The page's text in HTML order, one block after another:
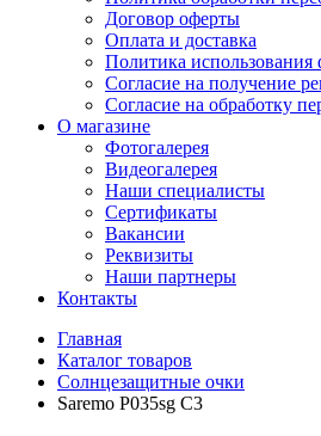
Договор оферты
Оплата и доставка
Политика использования
Согласие на получение
Согласие на обработку
О магазине
Фотогалерея
Видеогалерея
Наши специалисты
Сертификаты
Вакансии
Реквизиты
Наши партнеры
Контакты
Главная
Каталог товаров
Солнцезащитные очки
Saremo P035sg С3